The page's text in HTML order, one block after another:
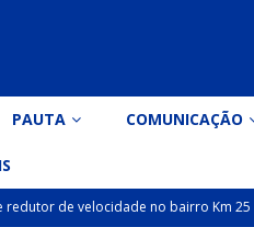
PAUTA COMUNICAÇÃO
redutor de velocidade no bairro Km 25